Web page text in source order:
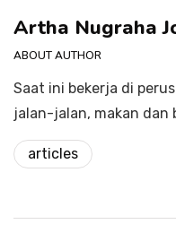
Artha Nugraha
ABOUT AUTHOR
Saat ini bekerja di
jalan-jalan, makan dan
articles